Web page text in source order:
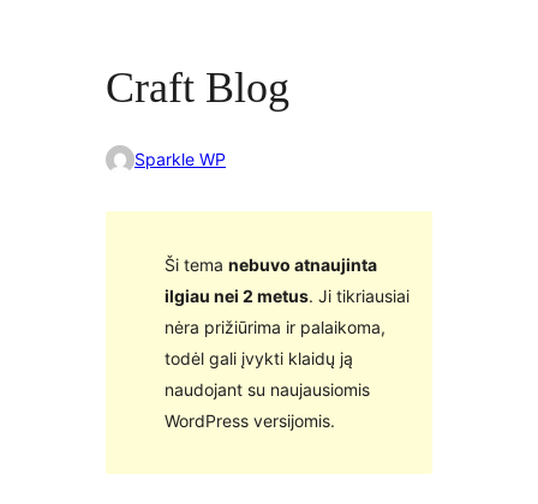
Craft Blog
Sparkle WP
Ši tema nebuvo atnaujinta
ilgiau nei 2 metus. Ji tikriausiai
nėra prižiūrima ir palaikoma,
todėl gali įvykti klaidų ją
naudojant su naujausiomis
WordPress versijomis.